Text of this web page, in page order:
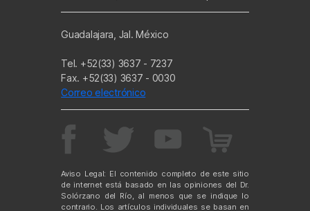
Guadalajara, Jal. México
Tel. +52(33) 3637 - 7237
Fax. +52(33) 3637 - 0030
Correo electrónico
Aviso Legal: El contenido completo de este sitio
de internet está basado en las opiniones del Dr.
Solórzano del Río, al menos que se indique lo
contrario. Los artículos individuales se basan en